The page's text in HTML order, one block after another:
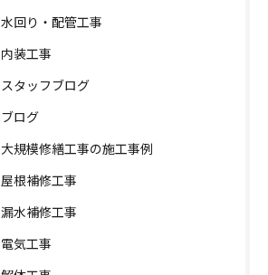
水回り・配管工事
内装工事
スタッフブログ
ブログ
大規模修繕工事の施工事例
屋根補修工事
漏水補修工事
電気工事